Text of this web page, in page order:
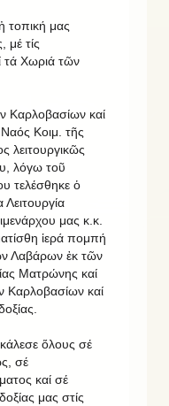
τοπική μας
μέ τίς
τά Χωριά τῶν
Καρλοβασίων καί
Κοιμ. τῆς
λειτουργικῶς
λόγω τοῦ
τελέσθηκε ὁ
μας κ.κ.
ἱερά πομπή
Λαβάρων ἐκ τῶν
Ματρώνης καί
Καρλοβασίων καί
ὅλους σέ
σέ
καί σέ
μας στίς